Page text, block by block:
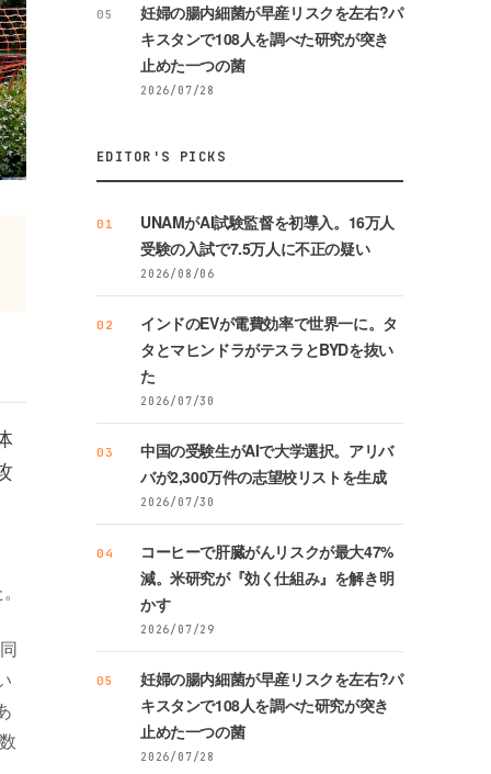
05
妊婦の腸内細菌が早産リスクを左右?パ
キスタンで108人を調べた研究が突き
止めた一つの菌
2026/07/28
EDITOR'S PICKS
01
UNAMがAI試験監督を初導入。16万人
受験の入試で7.5万人に不正の疑い
2026/08/06
02
インドのEVが電費効率で世界一に。タ
タとマヒンドラがテスラとBYDを抜い
た
2026/07/30
03
中国の受験生がAIで大学選択。アリバ
バが2,300万件の志望校リストを生成
2026/07/30
04
コーヒーで肝臓がんリスクが最大47%
減。米研究が『効く仕組み』を解き明
かす
2026/07/29
05
妊婦の腸内細菌が早産リスクを左右?パ
キスタンで108人を調べた研究が突き
止めた一つの菌
2026/07/28